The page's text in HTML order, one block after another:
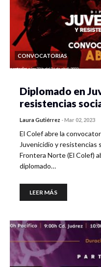
CONVOCATORIAS
Diplomado en
resistencias
Laura Gutiérrez -Mar 02, 2023
El Colef abre la
Juvenicidio y resistencias
Frontera Norte (El Colef)
diplomado…
LEER MÁS